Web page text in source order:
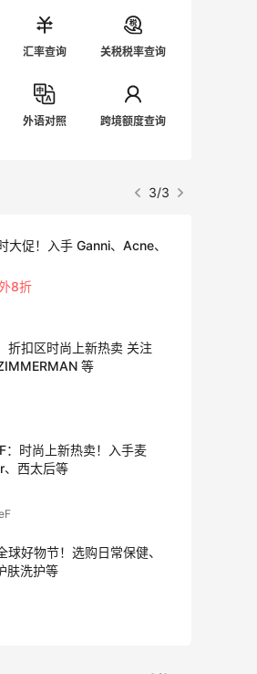
汇率查询 关税税率查询
外语对照 跨境额度查询
1/3
大促！入手 Ganni、Acne、
8折
折扣区时尚上新热卖 关注
等
：时尚上新热卖！入手麦
、西太后等
好物节！选购日常保健、
肤洗护等